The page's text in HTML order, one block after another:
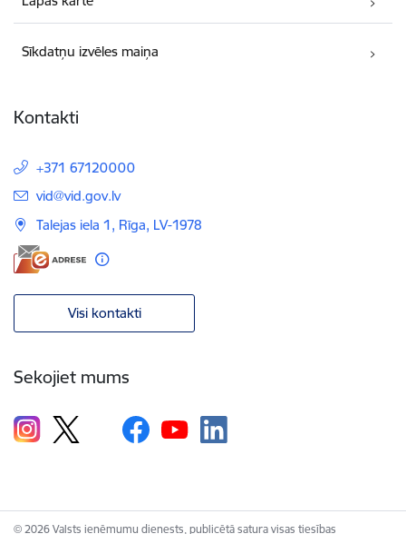
Sīkdatņu izvēles maiņa
Kontakti
+371 67120000
E-pasts:
vid@vid.gov.lv
Talejas iela 1, Rīga, LV-1978
Visi kontakti
Sekojiet mums
© 2026 Valsts ieņēmumu dienests, publicētā satura visas tiesības